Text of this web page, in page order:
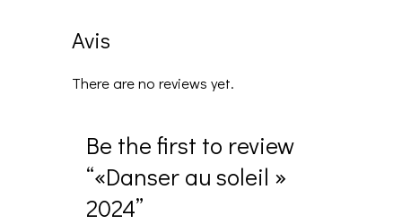
Avis
There are no reviews yet.
Be the first to review
“«Danser au soleil »
2024”